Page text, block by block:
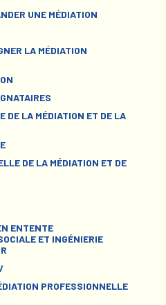
UNE MÉDIATION
LA MÉDIATION
DE LA MÉDIATION ET DE LA
DE LA MÉDIATION ET DE
ENTENTE
ET INGÉNIERIE
PROFESSIONNELLE